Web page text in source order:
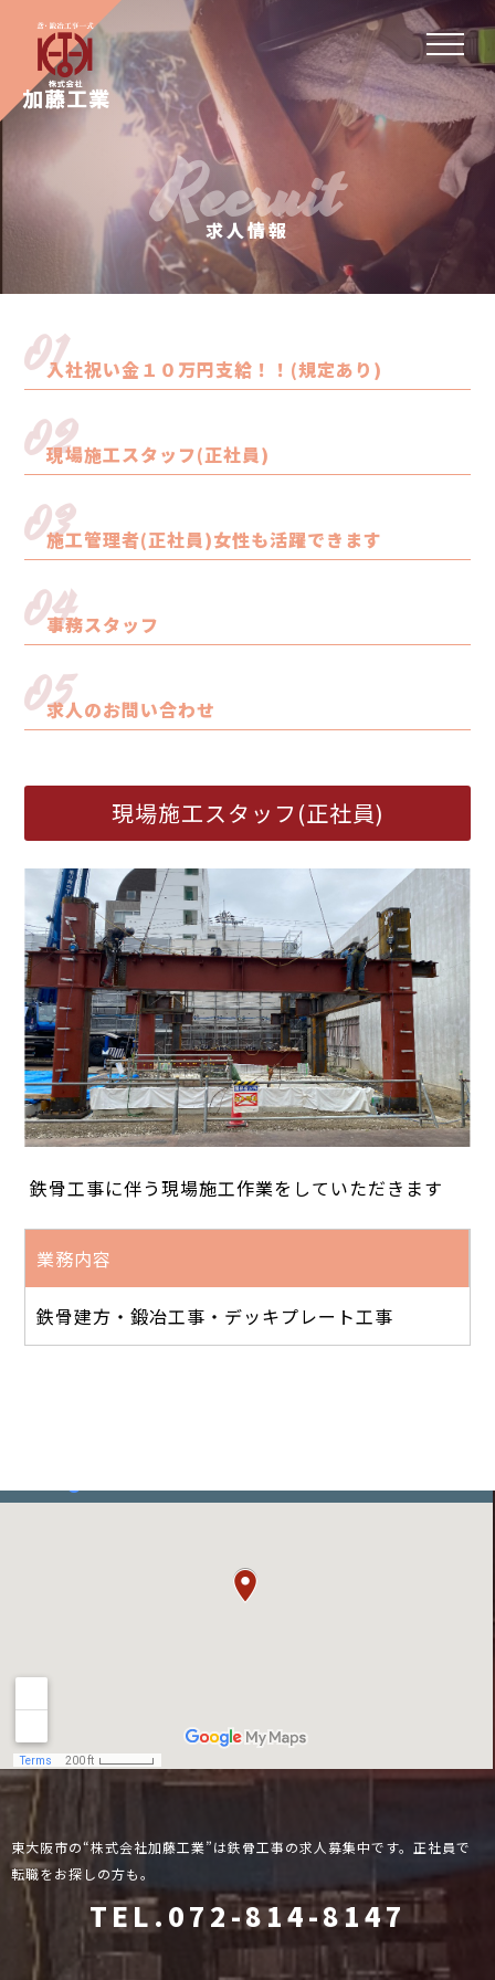
求人情報
Recruit
01入社祝い金１０万円支給！！(規定あり)
02
現場施工スタッフ(正社員)
03
施工管理者(正社員)女性も活躍できます
04
事務スタッフ
05
求人のお問い合わせ
現場施工スタッフ(正社員)
鉄骨工事に伴う現場施工作業をしていただきます
業務内容
鉄骨建方・鍛冶工事・デッキプレート工事
東大阪市の“株式会社加藤工業”は鉄骨工事の求人募集中です。正社員で
転職をお探しの方も。
TEL.072-814-8147